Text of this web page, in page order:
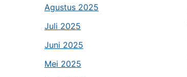
Agustus 2025
Juli 2025
Juni 2025
Mei 2025